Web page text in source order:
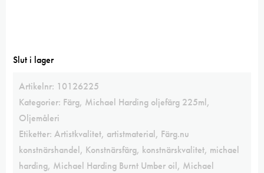
Slut i lager
Artikelnr: 10126225
Kategorier: Färg, Michael Harding oljefärg 225ml,
Oljemåleri
Etiketter: Artistkvalitet, artistmaterial, Färg.nu
konstnärshandel, Konstnärsfärg, konstnärskvalitet, michael
harding, Michael Harding Burnt Umber oil, Michael